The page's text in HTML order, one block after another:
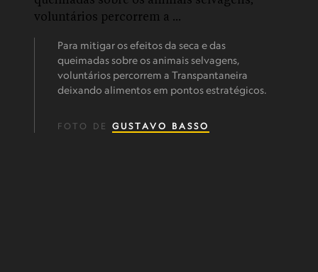
Para mitigar os efeitos da seca e das
queimadas sobre os animais selvagens,
voluntários percorrem a Transpantaneira
deixando alimentos em pontos estratégicos.
FOTO DE GUSTAVO BASSO